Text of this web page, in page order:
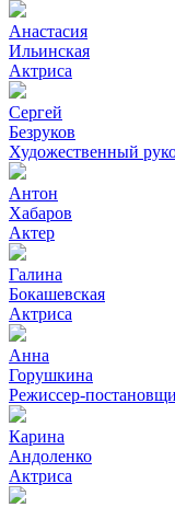
Анастасия
Ильинская
Актриса
Сергей
Безруков
Художественный
Антон
Хабаров
Актер
Галина
Бокашевская
Актриса
Анна
Горушкина
Режиссер-
Карина
Андоленко
Актриса